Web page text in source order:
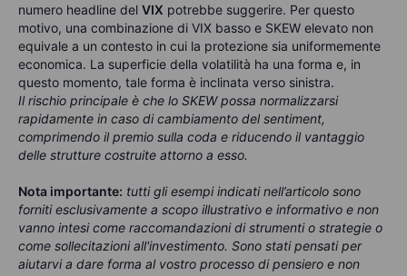
numero headline del VIX potrebbe suggerire. Per questo
motivo, una combinazione di VIX basso e SKEW elevato non
equivale a un contesto in cui la protezione sia uniformemente
economica. La superficie della volatilità ha una forma e, in
questo momento, tale forma è inclinata verso sinistra.
Il rischio principale è che lo SKEW possa normalizzarsi
rapidamente in caso di cambiamento del sentiment,
comprimendo il premio sulla coda e riducendo il vantaggio
delle strutture costruite attorno a esso.
Nota importante: tutti gli esempi indicati nell’articolo sono
forniti esclusivamente a scopo illustrativo e informativo e non
vanno intesi come raccomandazioni di strumenti o strategie o
come sollecitazioni all'investimento. Sono stati pensati per
aiutarvi a dare forma al vostro processo di pensiero e non